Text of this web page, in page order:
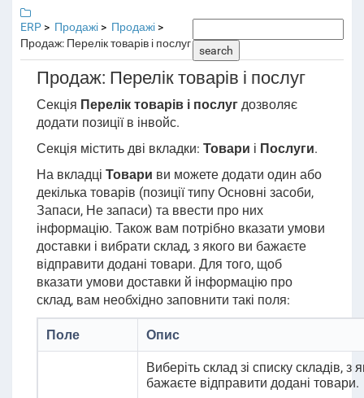
ERP Продажі
Продажі
Продаж: Перелік товарів і послуг
search
Продаж: Перелік товарів і послуг
Секція Перелік товарів і послугдозволяє
додати позиції в інвойс.
Секція містить дві вкладки: Товари і Послуги.
На вкладці Товари ви можете додати один або
декілька товарів (позиції типу Основні засоби,
Запаси, Не запаси) та ввести про них
інформацію. Також вам потрібно вказати умови
доставки і вибрати склад, з якого ви бажаєте
відправити додані товари. Для того, щоб
вказати умови доставки й інформацію про
склад, вам необхідно заповнити такі поля:
Поле Опис
Виберіть склад зі списку складів, з
бажаєте відправити додані товари.